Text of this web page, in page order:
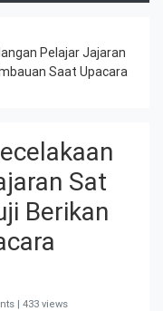
Pelajar Jajaran
Saat Upacara
Sat
Berikan
| 433 views